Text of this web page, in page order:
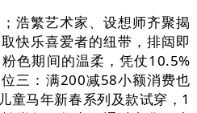
繁艺术家、设想师齐聚揭
快乐喜爱者的纽带，排闼即
色期间的温柔，凭仗10.5%
三：满200减58小额消费也
童马年新春系列及款试穿，1